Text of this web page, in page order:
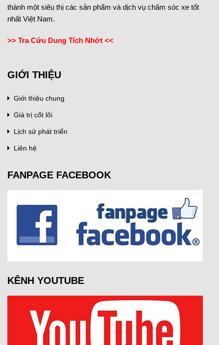
thành một siêu thị các sản phẩm và dịch vụ chăm sóc xe tốt
nhất Việt Nam.
>> Tra Cứu Dung Tích Nhớt <<
GIỚI THIỆU
Giới thiệu chung
Giá trị cốt lõi
Lịch sử phát triển
Liên hệ
FANPAGE FACEBOOK
KÊNH YOUTUBE